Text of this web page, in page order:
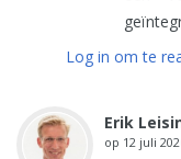
Log in om te
Erik
op 12 juli